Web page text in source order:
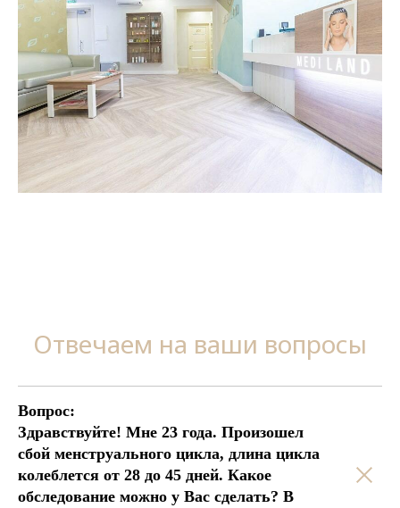
Отвечаем на ваши вопросы
Вопрос:
Здравствуйте! Мне 23 года. Произошел
сбой менструального цикла, длина цикла
колеблется от 28 до 45 дней. Какое
обследование можно у Вас сделать? В